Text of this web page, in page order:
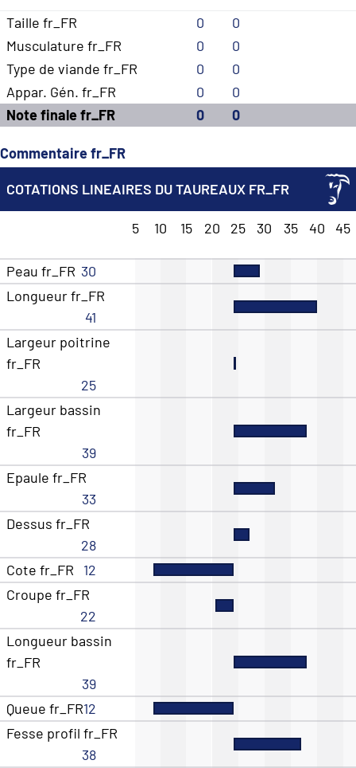
Taille fr_FR 0
0
Musculature fr_FR
0
0
Type de viande fr_FR
0
0
Appar. Gén. fr_FR
0
0
Note finale fr_FR
0 0
Commentaire fr_FR
COTATIONS LINEAIRES DU TAUREAUX FR_FR
5 10 15 20 25 30 35 40 45
Peau fr_FR 30
Longueur fr_FR
41
Largeur poitrine
fr_FR
25
Largeur bassin
fr_FR
39
Epaule fr_FR
33
Dessus fr_FR
28
Cote fr_FR
12
Croupe fr_FR
22
Longueur bassin
fr_FR
39
Queue fr_FR12
Fesse profil fr_FR
38